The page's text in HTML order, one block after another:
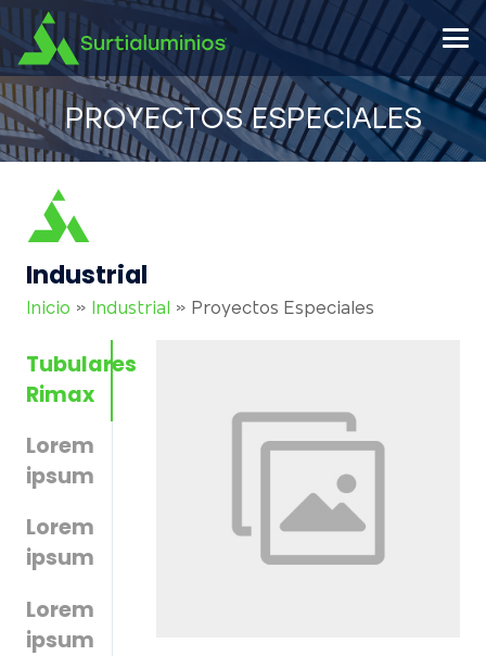
PROYECTOS ESPECIALES
Industrial
Inicio » Industrial » Proyectos Especiales
Tubulares
Rimax
Lorem
ipsum
Lorem
ipsum
Lorem
ipsum